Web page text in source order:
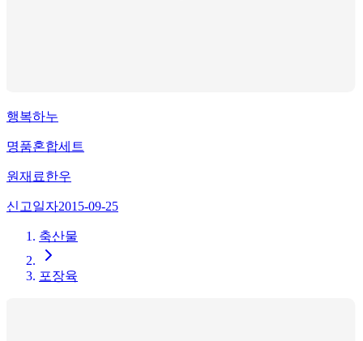
행복하누
명품혼합세트
원재료한우
신고일자2015-09-25
축산물
포장육